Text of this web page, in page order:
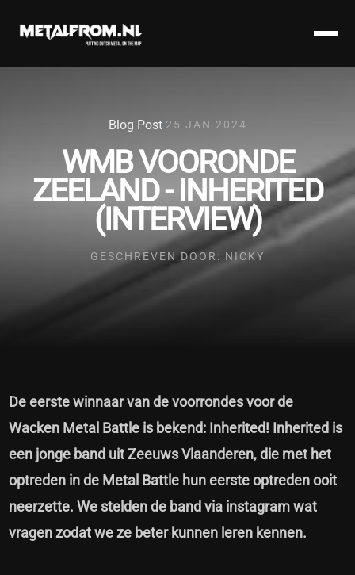
Blog Post 25 JAN 2024
WMB VOORONDE
ZEELAND - INHERITED
(INTERVIEW)
GESCHREVEN DOOR: NICKY
De eerste winnaar van de voorrondes voor de
Wacken Metal Battle is bekend: Inherited! Inherited is
een jonge band uit Zeeuws Vlaanderen, die met het
optreden in de Metal Battle hun eerste optreden ooit
neerzette. We stelden de band via instagram wat
vragen zodat we ze beter kunnen leren kennen.